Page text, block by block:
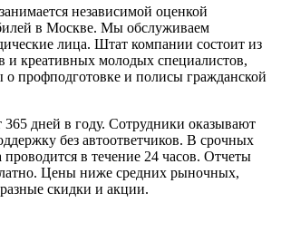
независимой оценкой
в Москве. Мы обслуживаем
лица. Штат компании состоит из
и креативных молодых специалистов,
профподготовке и полисы гражданской
365 дней в году. Сотрудники оказывают
без автоответчиков. В срочных
проводится в течение 24 часов. Отчеты
Цены ниже средних рыночных,
скидки и акции.